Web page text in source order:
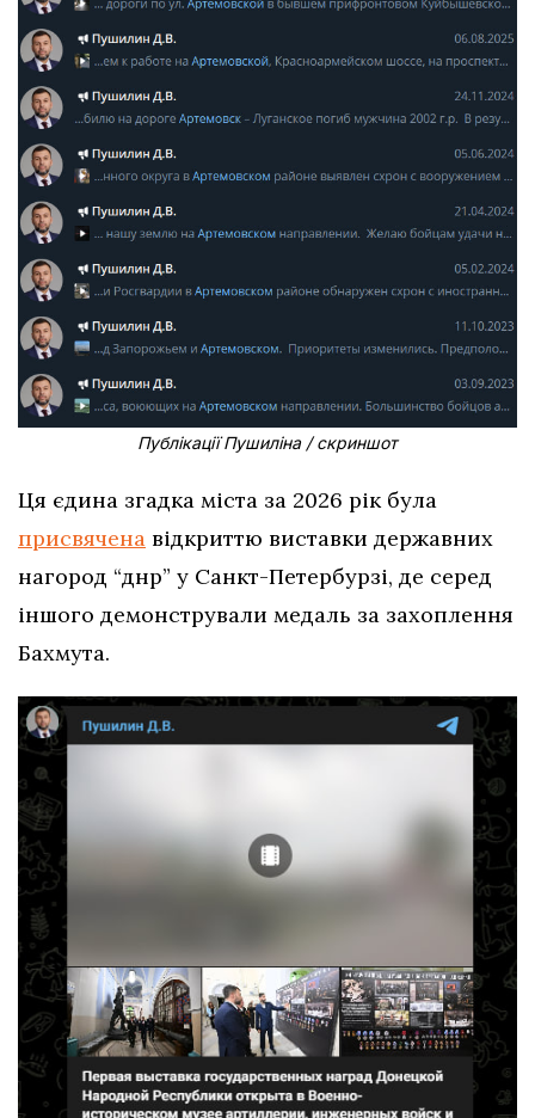
Публікації Пушиліна / скриншот
Ця єдина згадка міста за 2026 рік була
присвячена відкриттю виставки державних
нагород “днр” у Санкт-Петербурзі, де серед
іншого демонстрували медаль за захоплення
Бахмута.